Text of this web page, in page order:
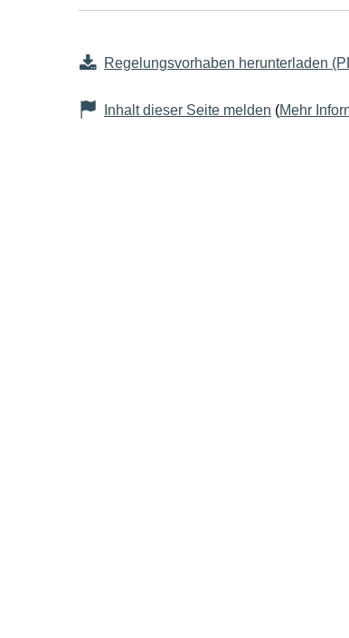
Seiteninhalt
Regelungsvorhaben herunterladen
Inhalt dieser Seite melden (Mehr